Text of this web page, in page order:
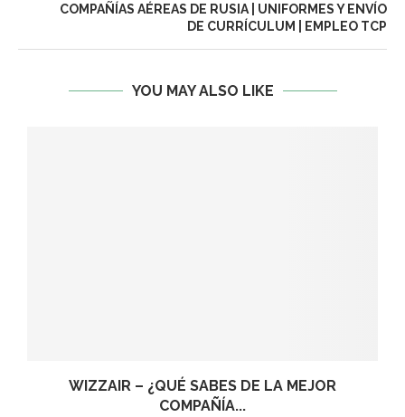
COMPAÑÍAS AÉREAS DE RUSIA | UNIFORMES Y ENVÍO
DE CURRÍCULUM | EMPLEO TCP
YOU MAY ALSO LIKE
WIZZAIR – ¿QUÉ SABES DE LA MEJOR
COMPAÑÍA...